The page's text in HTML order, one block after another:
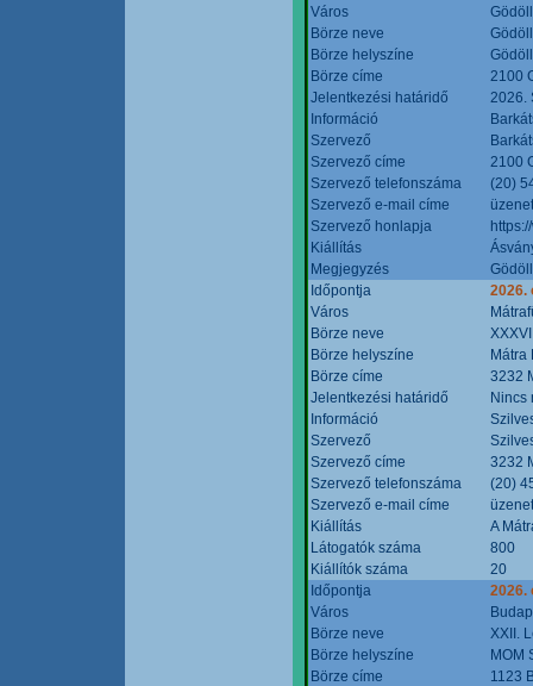
Város
Börze neve
Börze helyszíne
Börze címe
2100
Jelentkezési határidő
2026.
Információ
Szervező
Szervező címe
2100
Szervező telefonszáma
(20)
Szervező e-mail címe
Szervező honlapja
Kiállítás
Megjegyzés
Időpontja
2026.
Város
Börze neve
Börze helyszíne
Mátra
Börze címe
3232
Jelentkezési határidő
Nincs
Információ
Szervező
Szervező címe
3232
Szervező telefonszáma
(20)
Szervező e-mail címe
Kiállítás
A
Látogatók száma
800
Kiállítók száma
20
Időpontja
2026.
Város
Börze neve
XXII.
Börze helyszíne
MOM
Börze címe
1123